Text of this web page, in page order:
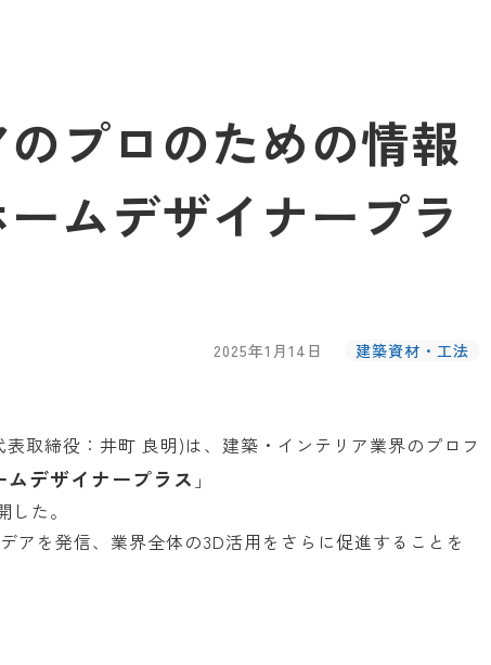
プロのための情報
ムデザイナープラ
2025年1月14日 建築資材・工法
取締役：井町 良明)は、建築・インテリア業界のプロフ
ムデザイナープラス 」
た。
アを発信、業界全体の3D活用をさらに促進することを